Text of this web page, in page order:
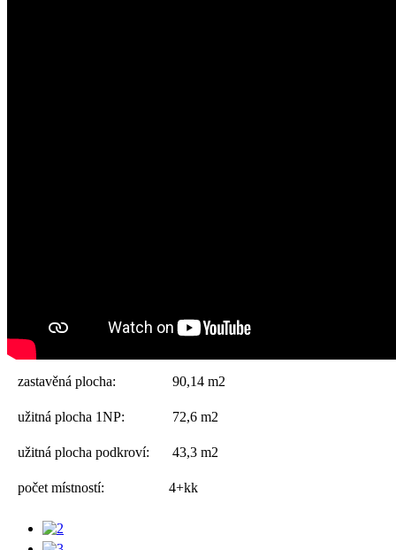
zastavěná plocha: 90,14 m2
užitná plocha 1NP: 72,6 m2
užitná plocha podkroví: 43,3 m2
počet místností: 4+kk